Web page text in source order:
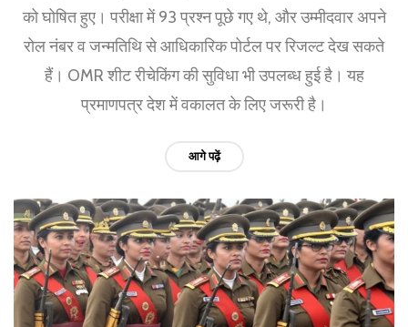
को घोषित हुए। परीक्षा में 93 प्रश्न पूछे गए थे, और उम्मीदवार अपने
रोल नंबर व जन्मतिथि से आधिकारिक पोर्टल पर रिजल्ट देख सकते
हैं। OMR शीट रीचेकिंग की सुविधा भी उपलब्ध हुई है। यह
प्रमाणपत्र देश में वकालत के लिए जरूरी है।
आगे पढ़ें